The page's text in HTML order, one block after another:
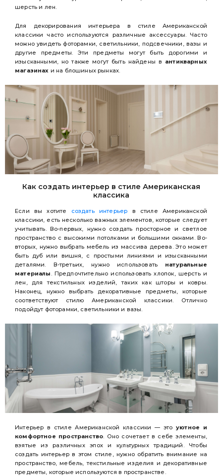
шерсть и лен.
Для декорирования интерьера в стиле Американской
классики часто используются различные аксессуары. Часто
можно увидеть фоторамки, светильники, подсвечники, вазы и
другие предметы. Эти предметы могут быть дорогими и
изысканными, но также могут быть найдены в антикварных
магазинах и на блошиных рынках.
Как создать интерьер в стиле Американская
классика
Если вы хотите создать интерьер в стиле Американской
классики, есть несколько важных элементов, которые следует
учитывать. Во-первых, нужно создать просторное и светлое
пространство с высокими потолками и большими окнами. Во-
вторых, нужно выбрать мебель из массива дерева. Это может
быть дуб или вишня, с простыми линиями и изысканными
деталями. В-третьих, нужно использовать натуральные
материалы . Предпочтительно использовать хлопок, шерсть и
лен, для текстильных изделий, таких как шторы и ковры.
Наконец, нужно выбрать декоративные предметы, которые
соответствуют стилю Американской классики. Отлично
подойдут фоторамки, светильники и вазы.
Интерьер в стиле Американской классики — этоуютное и
комфортное пространство . Оно сочетает в себе элементы,
взятые из различных эпох и культурных традиций. Чтобы
создать интерьер в этом стиле, нужно обратить внимание на
пространство, мебель, текстильные изделия и декоративные
предметы, которые используются в пространстве.